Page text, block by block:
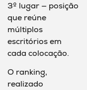
3º lugar — posição
que reúne
múltiplos
escritórios em
cada colocação.
O ranking,
realizado